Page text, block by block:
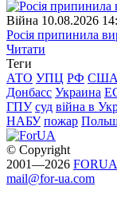
Війна 10.08.2026
Росія припинила
Читати
Теги
АТО УПЦ РФ
Донбасс Украина
ГПУ суд війна в
НАБУ пожар
© Copyright
2001—2026 FORUA
mail@for-ua.com